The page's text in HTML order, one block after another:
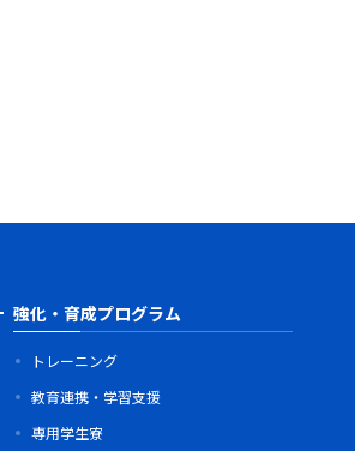
強化・育成プログラム
トレーニング
教育連携・学習支援
専用学生寮